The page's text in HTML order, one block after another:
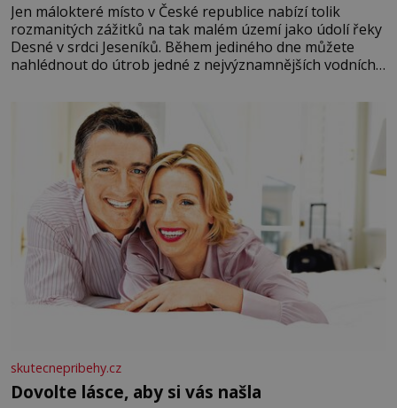
Jen málokteré místo v České republice nabízí tolik
rozmanitých zážitků na tak malém území jako údolí řeky
Desné v srdci Jeseníků. Během jediného dne můžete
nahlédnout do útrob jedné z nejvýznamnějších vodních
se na koloběžce a den zakončit poznáváním památek ve
Velkých Losinách nebo v termálním
skutecnepribehy.cz
Dovolte lásce, aby si vás našla